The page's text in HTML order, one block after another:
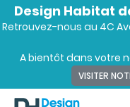
Design Habitat
Retrouvez-nous au 4C
A bientôt dans votre
VISITER